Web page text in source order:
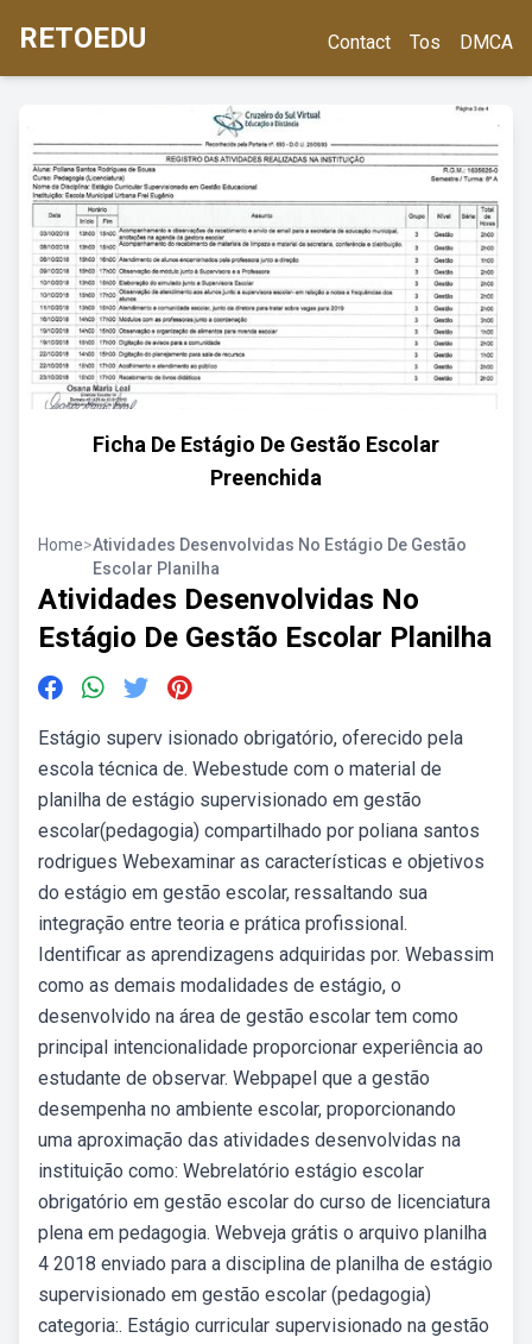
RETOEDU Contact Tos DMCA
Ficha De Estágio De Gestão Escolar
Preenchida
Home>Atividades Desenvolvidas No Estágio De Gestão
Escolar Planilha
Atividades Desenvolvidas No
Estágio De Gestão Escolar Planilha
Estágio superv isionado obrigatório, oferecido pela
escola técnica de. Webestude com o material de
planilha de estágio supervisionado em gestão
escolar(pedagogia) compartilhado por poliana santos
rodrigues Webexaminar as características e objetivos
do estágio em gestão escolar, ressaltando sua
integração entre teoria e prática profissional.
Identificar as aprendizagens adquiridas por. Webassim
como as demais modalidades de estágio, o
desenvolvido na área de gestão escolar tem como
principal intencionalidade proporcionar experiência ao
estudante de observar. Webpapel que a gestão
desempenha no ambiente escolar, proporcionando
uma aproximação das atividades desenvolvidas na
instituição como: Webrelatório estágio escolar
obrigatório em gestão escolar do curso de licenciatura
plena em pedagogia. Webveja grátis o arquivo planilha
4 2018 enviado para a disciplina de planilha de estágio
supervisionado em gestão escolar (pedagogia)
categoria:. Estágio curricular supervisionado na gestão